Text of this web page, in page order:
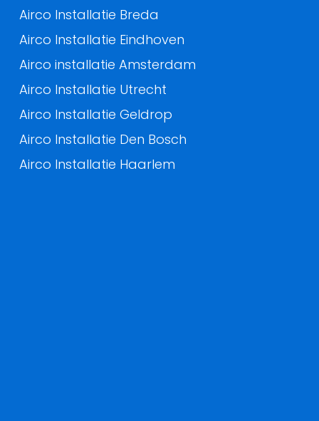
Airco Installatie Breda
Airco Installatie Eindhoven
Airco installatie Amsterdam
Airco Installatie Utrecht
Airco Installatie Geldrop
Airco Installatie Den Bosch
Airco Installatie Haarlem